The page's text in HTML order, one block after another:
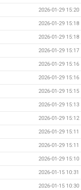
2026-01-29 15:20
2026-01-29 15:18
2026-01-29 15:18
2026-01-29 15:17
2026-01-29 15:16
2026-01-29 15:16
2026-01-29 15:15
2026-01-29 15:13
2026-01-29 15:12
2026-01-29 15:11
2026-01-29 15:11
2026-01-29 15:10
2026-01-15 10:31
2026-01-15 10:30